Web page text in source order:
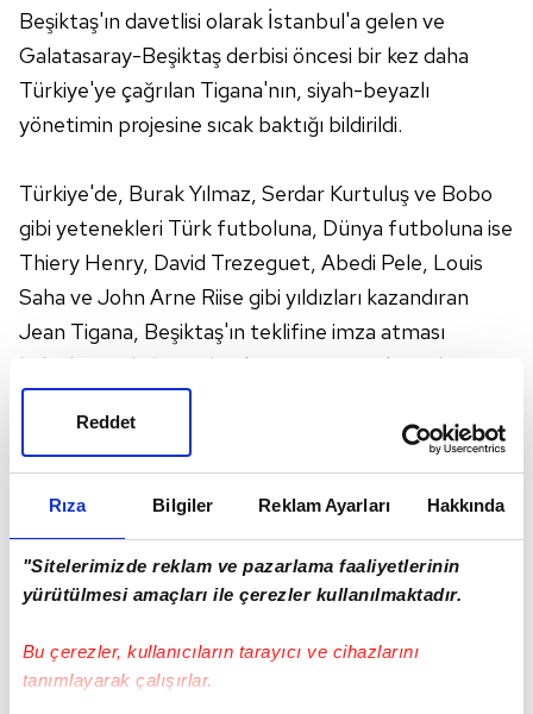
Rıza Bilgiler Reklam Ayarları Hakkında
"Sitelerimizde reklam ve pazarlama faaliyetlerinin
yürütülmesi amaçları ile çerezler kullanılmaktadır.
Bu çerezler, kullanıcıların tarayıcı ve cihazlarını
tanımlayarak çalışırlar.
Reddet
Beşiktaş'ın davetlisi olarak İstanbul'a gelen ve
Galatasaray-Beşiktaş derbisi öncesi bir kez daha
Türkiye'ye çağrılan Tigana'nın, siyah-beyazlı
yönetimin projesine sıcak baktığı bildirildi.
Türkiye'de, Burak Yılmaz, Serdar Kurtuluş ve Bobo
gibi yetenekleri Türk futboluna, Dünya futboluna ise
Thiery Henry, David Trezeguet, Abedi Pele, Louis
Saha ve John Arne Riise gibi yıldızları kazandıran
Jean Tigana, Beşiktaş'ın teklifine imza atması
halinde, siyah-beyazlı takım için yetenek avcılığına
başlayacak.
Türkiye'de görev aldığı dönemlerde alt ligleri bile
yakından takip ederek Beşiktaş için yetenekli isimler
arayan Jean Tigana, görevi kabul etmesi durumunda
Beşiktaş Futbol Akademisi'nin yurt içi ve dışındaki
gözü kulağı olacak.
Yabancı kontenjanın artması nedeniyle Dünya